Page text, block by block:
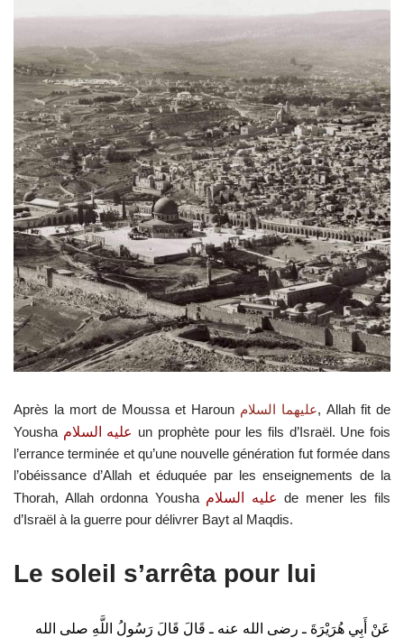
Après la mort de Moussa et Haroun عليهما السلام, Allah fit de
Yousha عليه السلام un prophète pour les fils d’Israël. Une fois
l’errance terminée et qu’une nouvelle génération fut formée dans
l’obéissance d’Allah et éduquée par les enseignements de la
Thorah, Allah ordonna Yousha
عليه السلامde mener les fils
d’Israël à la guerre pour délivrer Bayt al Maqdis.
Le soleil s’arrêta pour lui
عَنْ أَبِي هُرَيْرَةَ ـ رضى الله عنه ـ قَالَ قَالَ رَسُولُ اللَّهِ صلى الله